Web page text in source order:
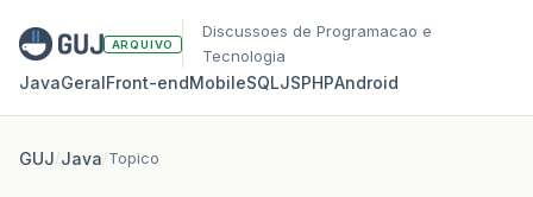
ARQUIVO
Discussoes de Programacao e
Tecnologia
JavaGeralFront‑endMobileSQLJSPHPAndroid
GUJ/Java/Topico